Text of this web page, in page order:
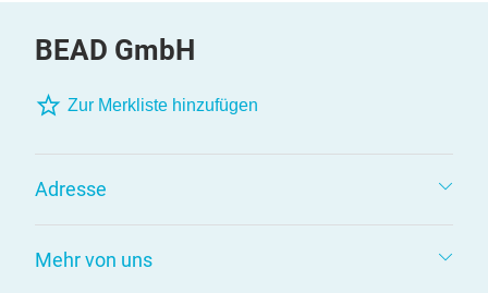
BEAD GmbH
Zur Merkliste hinzufügen
Adresse
Mehr von uns